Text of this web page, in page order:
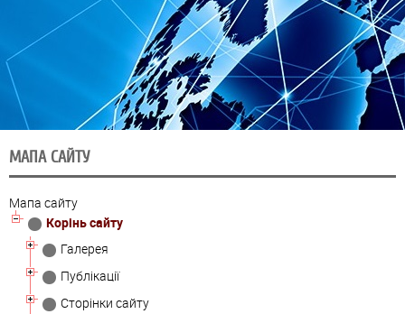
МАПА САЙТУ
Мапа сайту
Корінь сайту
Галерея
Публікації
Сторінки сайту